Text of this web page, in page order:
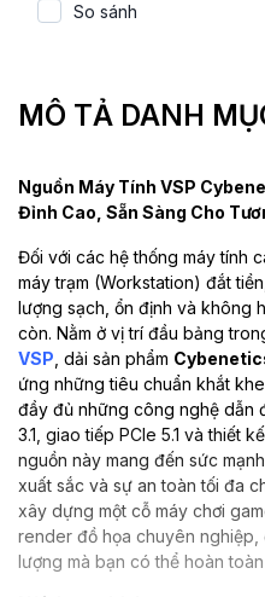
& PCIe 5.1)
So sánh
MÔ TẢ DANH
Nguồn Máy Tính VSP
Đỉnh Cao, Sẵn Sàng Cho
Đối với các hệ thống máy tính
máy trạm (Workstation) đắt
lượng sạch, ổn định và không
còn. Nằm ở vị trí đầu bảng
VSP , dải sản phẩm
ứng những tiêu chuẩn khắt
đầy đủ những công nghệ dẫn
3.1, giao tiếp PCIe 5.1 và thiết
nguồn này mang đến sức
xuất sắc và sự an toàn tối đa
xây dựng một cỗ máy chơi
render đồ họa chuyên
lượng mà bạn có thể hoàn